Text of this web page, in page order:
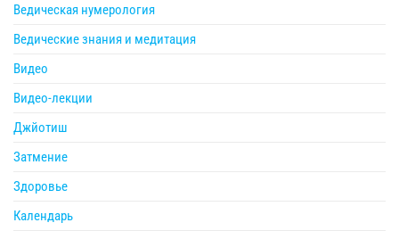
Ведическая нумерология
Ведические знания и медитация
Видео
Видео-лекции
Джйотиш
Затмение
Здоровье
Календарь